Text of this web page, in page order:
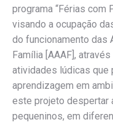
programa “Férias com
visando a ocupação
do funcionamento das
Família [AAAF],
atividades lúdicas que
aprendizagem em
este projeto despertar
pequeninos, em